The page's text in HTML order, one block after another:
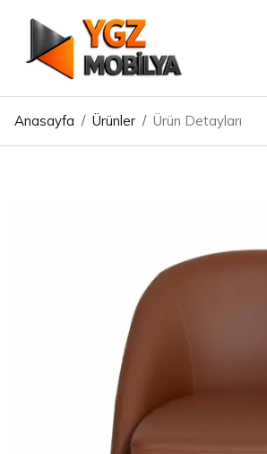
Anasayfa / Ürünler / Ürün Detayları